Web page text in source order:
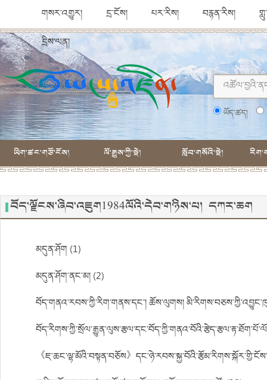
གསར་འགྱུར། དྲ་ངོས། པར་རིས། བརྙན་རིས།
དྲིས་ལན།
ཡོད་ཚད།
ཡིག་ཚང་གཙོ་ངོས། ལོ་རྒྱུས་ཀྱི་སྡེ། སློབ་གསོའི་སྡེ།
བོད་ལྗོངས་ཞིབ་འཇུག1984ལོའི་དེབ་གཉིས་པ། དཀར་ཆག
མདུན་ཤོག (1)
མདུན་ཤོག་ནང་མ། (2)
བོད་གནའ་རབས་ཀྱི་རིག་གནས་དང་། ཆོས་ལུགས།
《ཇ་ཆང་ལྷ་མོའི་བསྟན་བཅོས》